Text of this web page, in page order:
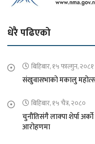
धेरै पढिएको
बिहिबार, १५ फाल्गुन, २०८१
संखुवासभाको मकालु
बिहिबार, १५ चैत्र, २०८०
चुनौतिसंगै लाक्पा शेर्पा
आरोहणमा